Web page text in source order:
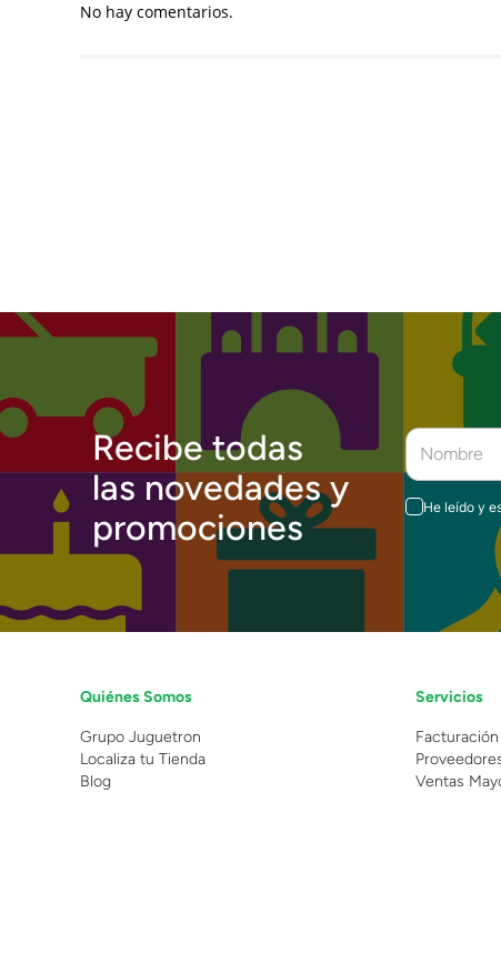
No hay comentarios.
Recibe todas
las novedades y
promociones
He leído y
Quiénes Somos
Grupo Juguetron
Localiza tu Tienda
Blog
Servicios
Facturación
Ventas